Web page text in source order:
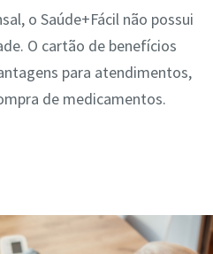
o Saúde+Fácil não possui
O cartão de benefícios
para atendimentos,
de medicamentos.